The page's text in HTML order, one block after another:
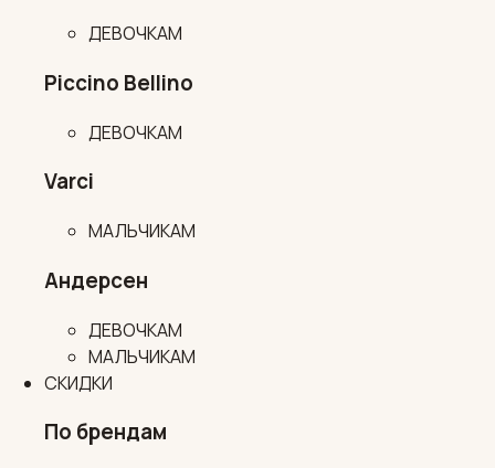
ДЕВОЧКАМ
Piccino Bellino
ДЕВОЧКАМ
Varci
МАЛЬЧИКАМ
Андерсен
ДЕВОЧКАМ
МАЛЬЧИКАМ
СКИДКИ
По брендам